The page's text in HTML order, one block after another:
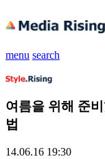
menu search
여름을 위해 준
법
14.06.16 19:30